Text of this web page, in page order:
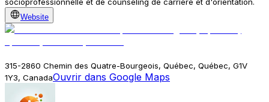
socioprofessionnelle et de counseling de carrière et d'orientation.
Website
315-2860 Chemin des Quatre-Bourgeois, Québec, Québec, G1V
1Y3, CanadaOuvrir dans Google Maps